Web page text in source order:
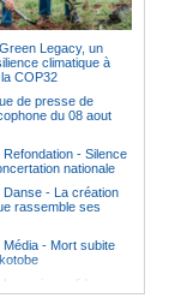
totalise six
du
criminalise la
informations
Legacy, un
climatique à
COP32
de presse de
du 08 aout
Refondation - Silence
nationale
Danse - La création
rassemble ses
Média - Mort subite
Les reins solides